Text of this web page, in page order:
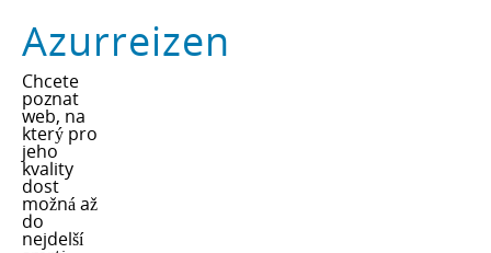
Azurreizen
Chcete
poznat
web, na
který pro
jeho
kvality
dost
možná až
do
nejdelší